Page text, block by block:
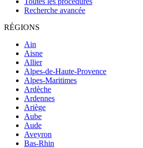
Recherche avancée
RÉGIONS
Ain
Aisne
Allier
Alpes-de-Haute-Provence
Alpes-Maritimes
Ardèche
Ardennes
Ariège
Aube
Aude
Aveyron
Bas-Rhin